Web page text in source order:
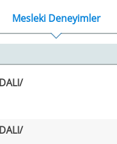
Mesleki Deneyimler